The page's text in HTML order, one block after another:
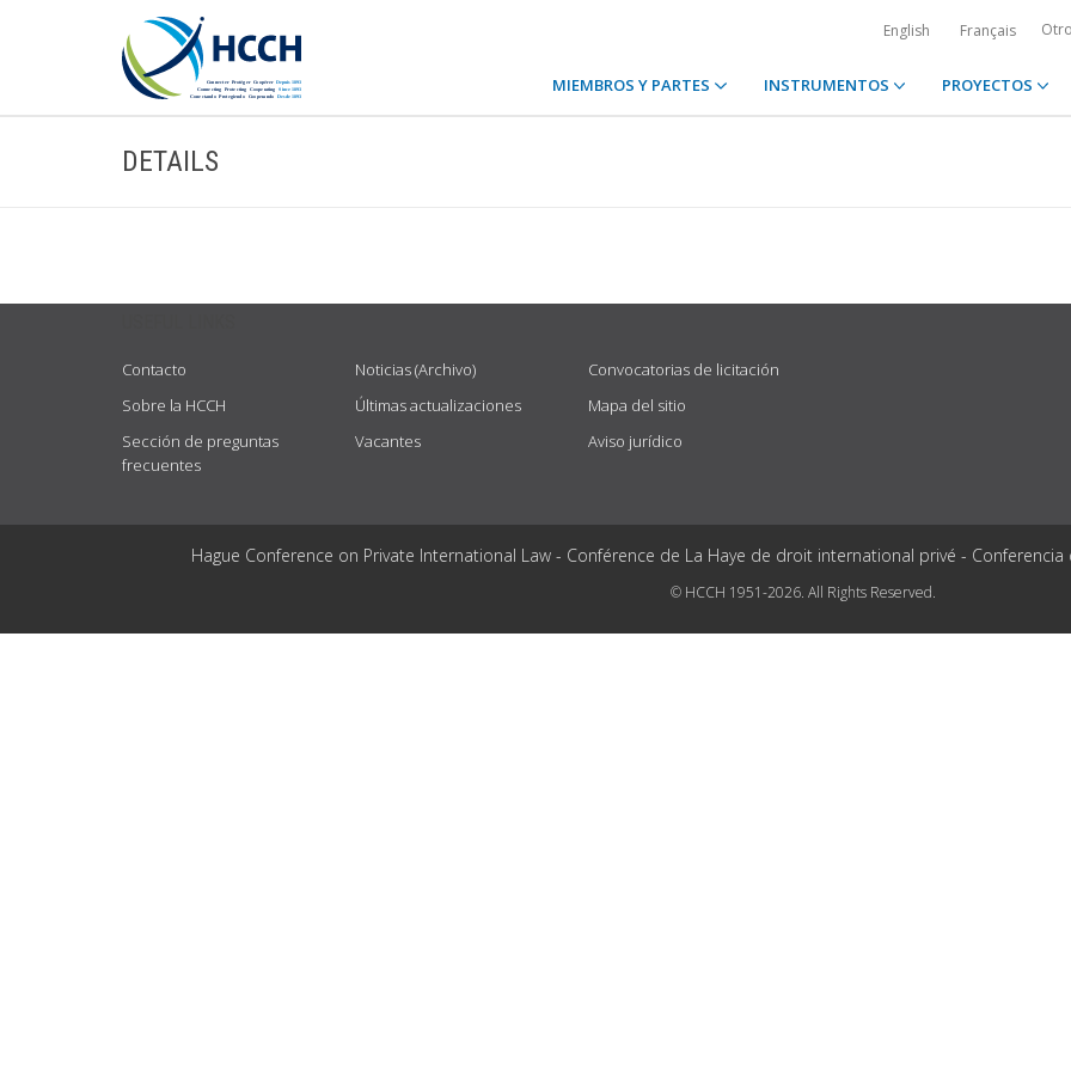
English Français
MIEMBROS Y PARTES INSTRUMENTOS PROYECTOS
DETAILS
Contacto
Sobre la HCCH
Sección de preguntas
frecuentes
Noticias (Archivo)
Últimas actualizaciones
Vacantes
Convocatorias de licitación
Mapa del sitio
Aviso jurídico
Hague Conference on Private International Law - Conférence de La Haye de droit international privé -
© HCCH 1951-2026. All Rights Reserved.